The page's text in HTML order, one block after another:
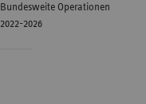
Bundesweite Operationen
2022-2026